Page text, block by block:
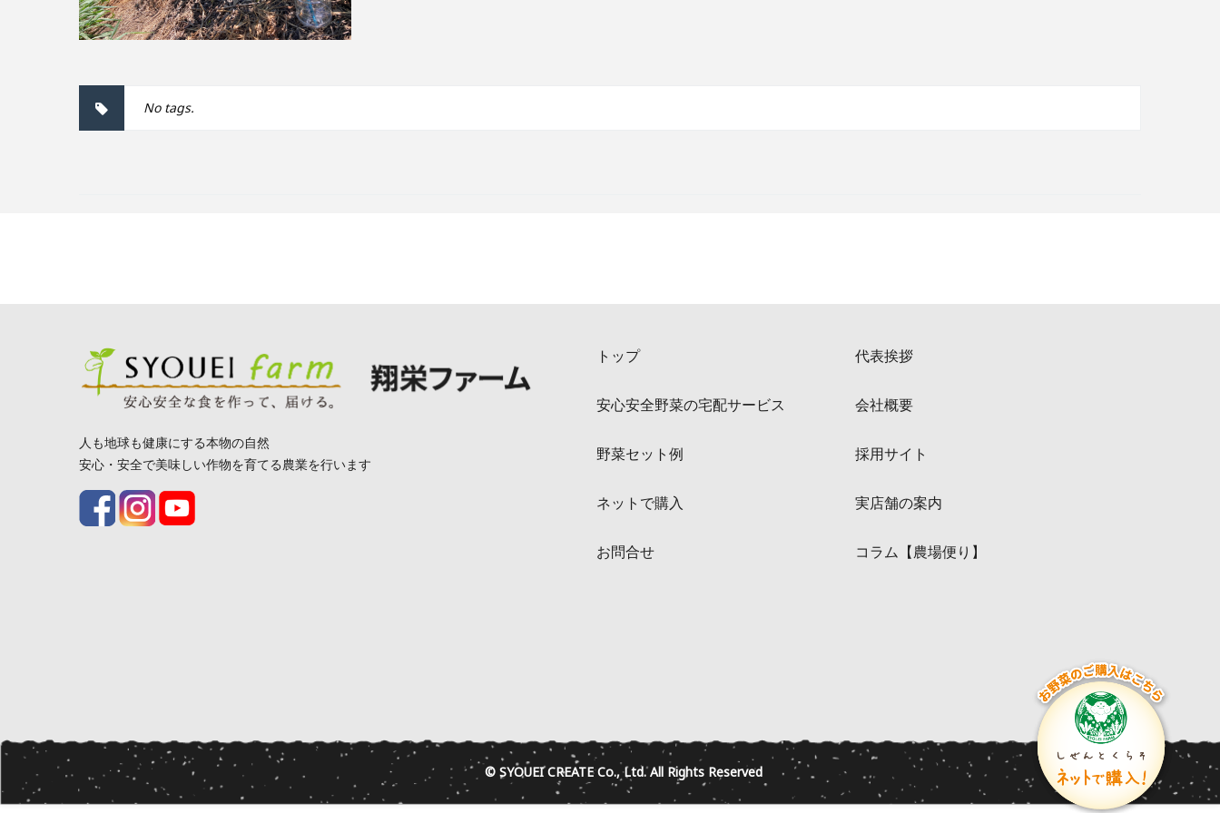
No tags.
人も地球も健康にする本物の自然
安心・安全で美味しい作物を育てる農業を行います
トップ 代表挨拶
安心安全野菜の宅配サービス 会社概要
野菜セット例 採用サイト
ネットで購入 実店舗の案内
お問合せ コラム【農場便り】
© SYOUEI CREATE Co., Ltd. All Rights Reserved